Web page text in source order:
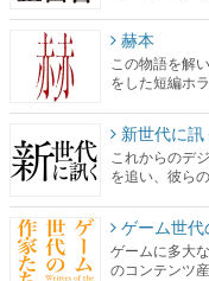
赫本
この物語を解
をした短編ホ
新世代に訊
これからのデ
を追い、彼ら
ゲーム世
ゲームに多大
のコンテンツ